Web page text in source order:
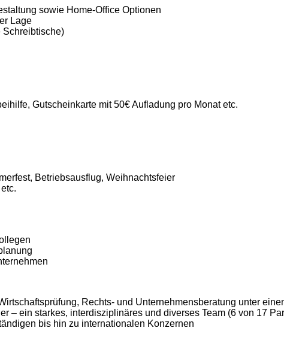
sowie Home-Office Optionen
Lage
Schreibtische)
Gutscheinkarte mit 50€ Aufladung pro Monat etc.
Betriebsausflug, Weihnachtsfeier
Rechts- und Unternehmensberatung unter
– ein starkes, interdisziplinäres und diverses Team (6 von 17
bis hin zu internationalen Konzernen